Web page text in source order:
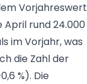
Vorjahreswert
April rund 24.000
im Vorjahr, was
die Zahl der
%). Die